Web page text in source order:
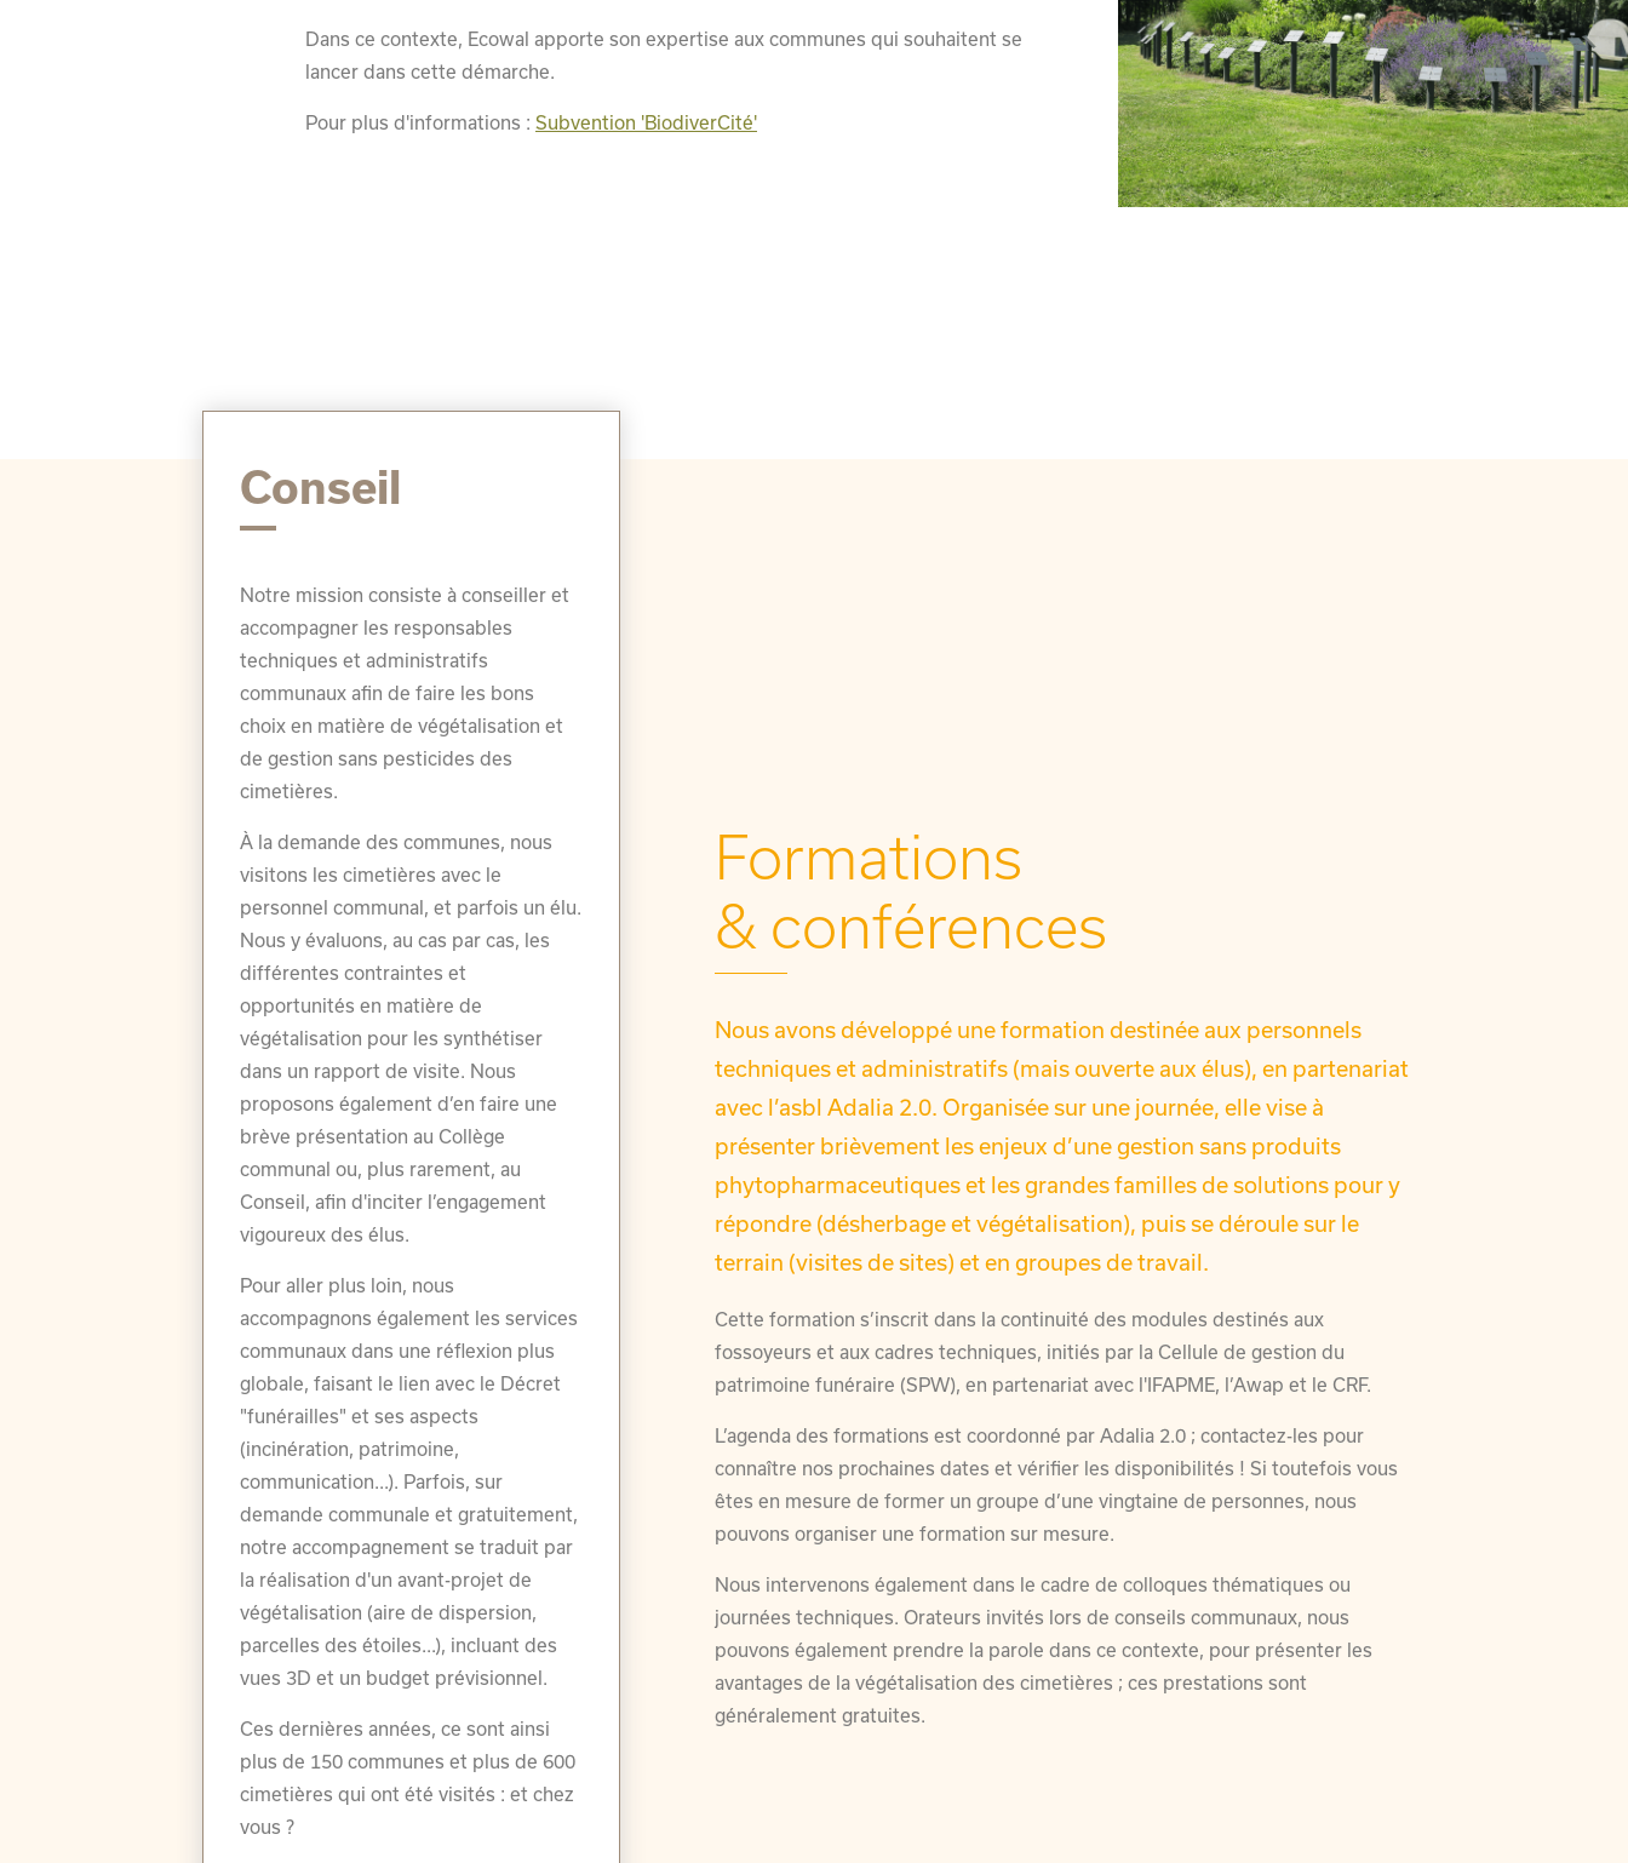
Dans ce contexte, Ecowal apporte son expertise aux communes qui souhaitent se
lancer dans cette démarche.
Pour plus d'informations : Subvention 'BiodiverCité'
Conseil
Notre mission consiste à conseiller et
accompagner les responsables
techniques et administratifs
communaux afin de faire les bons
choix en matière de végétalisation et
de gestion sans pesticides des
cimetières.
À la demande des communes, nous
visitons les cimetières avec le
personnel communal, et parfois un élu.
Nous y évaluons, au cas par cas, les
différentes contraintes et
opportunités en matière de
végétalisation pour les synthétiser
dans un rapport de visite. Nous
proposons également d’en faire une
brève présentation au Collège
communal ou, plus rarement, au
Conseil, afin d'inciter l’engagement
vigoureux des élus.
Pour aller plus loin, nous
accompagnons également les services
communaux dans une réflexion plus
globale, faisant le lien avec le Décret
"funérailles" et ses aspects
(incinération, patrimoine,
communication...). Parfois, sur
demande communale et gratuitement,
notre accompagnement se traduit par
la réalisation d'un avant-projet de
végétalisation (aire de dispersion,
parcelles des étoiles...), incluant des
vues 3D et un budget prévisionnel.
Ces dernières années, ce sont ainsi
plus de 150 communes et plus de 600
cimetières qui ont été visités : et chez
vous ?
Formations
& conférences
Nous avons développé une formation destinée aux personnels
techniques et administratifs (mais ouverte aux élus), en partenariat
avec l’asbl Adalia 2.0. Organisée sur une journée, elle vise à
présenter brièvement les enjeux d’une gestion sans produits
phytopharmaceutiques et les grandes familles de solutions pour y
répondre (désherbage et végétalisation), puis se déroule sur le
terrain (visites de sites) et en groupes de travail.
Cette formation s’inscrit dans la continuité des modules destinés aux
fossoyeurs et aux cadres techniques, initiés par la Cellule de gestion du
patrimoine funéraire (SPW), en partenariat avec l'IFAPME, l’Awap et le CRF.
L’agenda des formations est coordonné par Adalia 2.0 ; contactez-les pour
connaître nos prochaines dates et vérifier les disponibilités ! Si toutefois vous
êtes en mesure de former un groupe d’une vingtaine de personnes, nous
pouvons organiser une formation sur mesure.
Nous intervenons également dans le cadre de colloques thématiques ou
journées techniques. Orateurs invités lors de conseils communaux, nous
pouvons également prendre la parole dans ce contexte, pour présenter les
avantages de la végétalisation des cimetières ; ces prestations sont
généralement gratuites.